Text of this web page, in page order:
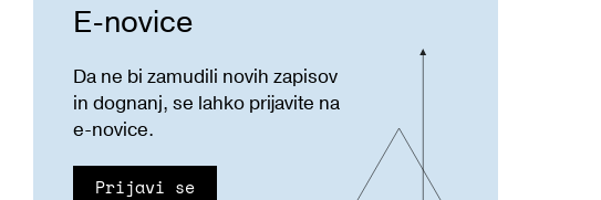
E-novice
Da ne bi zamudili novih zapisov
in dognanj, se lahko prijavite na
e-novice.
Prijavi se